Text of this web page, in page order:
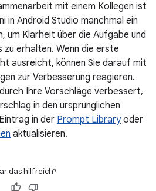
mit einem Kollegen ist
in Android Studio manchmal ein
um Klarheit über die Aufgabe und
erhalten. Wenn die erste
ausreicht, können Sie darauf mit
zur Verbesserung reagieren.
Ihre Vorschläge verbessert,
in den ursprünglichen
in der Prompt Libraryoder
aktualisieren.
das hilfreich?